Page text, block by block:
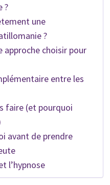
?
une
?
approche choisir pour
entre les
faire (et pourquoi
avant de prendre
l’hypnose